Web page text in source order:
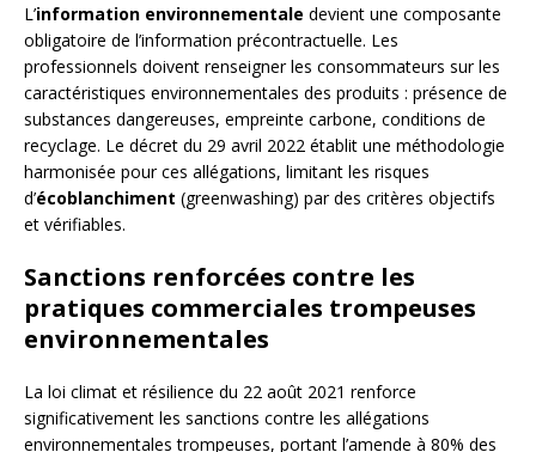
L’information environnementale devient une composante
obligatoire de l’information précontractuelle. Les
professionnels doivent renseigner les consommateurs sur les
caractéristiques environnementales des produits : présence de
substances dangereuses, empreinte carbone, conditions de
recyclage. Le décret du 29 avril 2022 établit une méthodologie
harmonisée pour ces allégations, limitant les risques
d’écoblanchiment (greenwashing) par des critères objectifs
et vérifiables.
Sanctions renforcées contre les
pratiques commerciales trompeuses
environnementales
La loi climat et résilience du 22 août 2021 renforce
significativement les sanctions contre les allégations
environnementales trompeuses, portant l’amende à 80% des